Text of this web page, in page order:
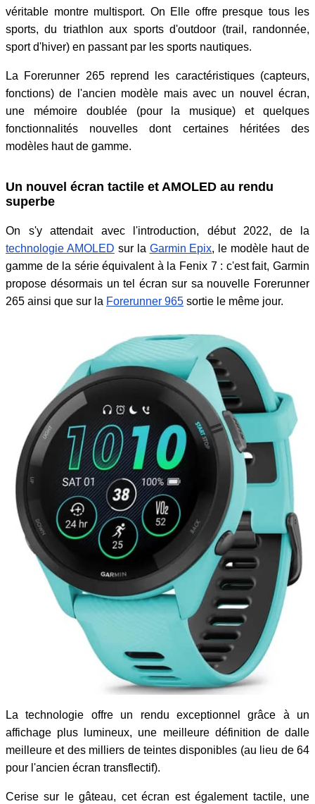
véritable montre multisport. On Elle offre presque tous les
sports, du triathlon aux sports d'outdoor (trail, randonnée,
sport d'hiver) en passant par les sports nautiques.
La Forerunner 265 reprend les caractéristiques (capteurs,
fonctions) de l'ancien modèle mais avec un nouvel écran,
une mémoire doublée (pour la musique) et quelques
fonctionnalités nouvelles dont certaines héritées des
modèles haut de gamme.
Un nouvel écran tactile et AMOLED au rendu
superbe
On s'y attendait avec l'introduction, début 2022, de la
technologie AMOLED sur la Garmin Epix, le modèle haut de
gamme de la série équivalent à la Fenix 7 : c'est fait, Garmin
propose désormais un tel écran sur sa nouvelle Forerunner
265 ainsi que sur la Forerunner 965 sortie le même jour.
La technologie offre un rendu exceptionnel grâce à un
affichage plus lumineux, une meilleure définition de dalle
meilleure et des milliers de teintes disponibles (au lieu de 64
pour l'ancien écran transflectif).
Cerise sur le gâteau, cet écran est également tactile, une